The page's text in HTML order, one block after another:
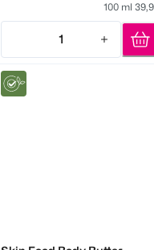
100 ml
1
Quantity: 1